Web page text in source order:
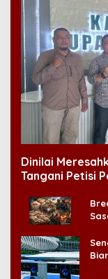
Dinilai
Tangani Petisi